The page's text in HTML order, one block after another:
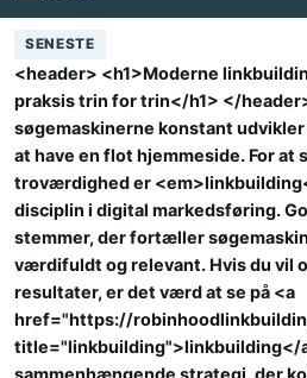
SENESTE
<header> <h1>Moderne
praksis trin for trin</h1> </
søgemaskinerne konstant
at have en flot hjemmeside. For at
troværdighed er
disciplin i digital markedsføring.
stemmer, der fortæller
værdifuldt og relevant. Hvis du vil
resultater, er det værd at se på <a
href="https://
title="linkbuilding">linkbuilding</